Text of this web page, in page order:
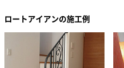
ロートアイアンの施工例